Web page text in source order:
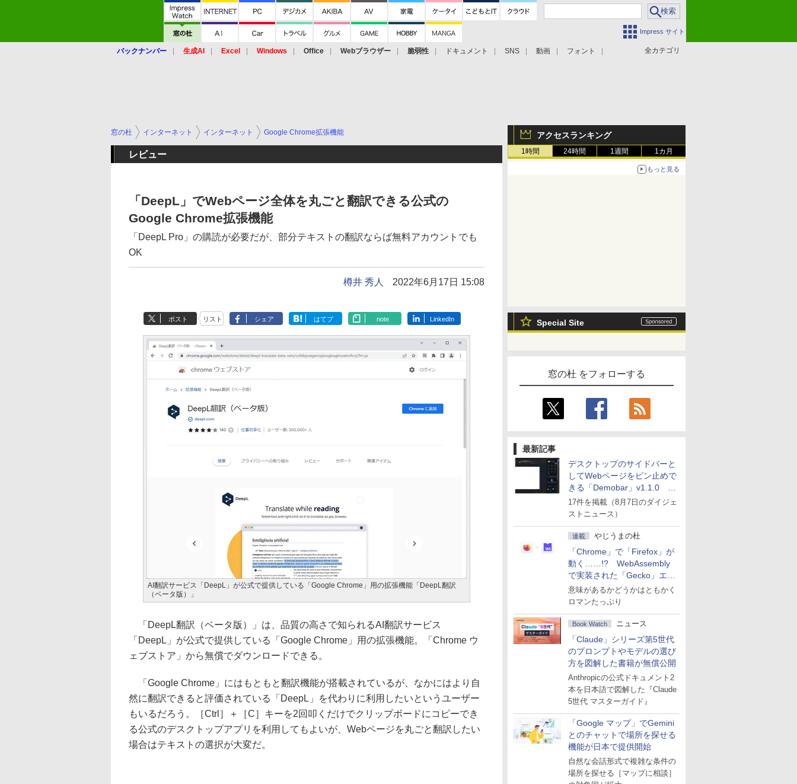
Impress サイト
全カテゴリ
バックナンバー 生成AI Excel Windows Office Webブラウザー 脆弱性 ドキュメント SNS 動画 フォント
アクセスランキング
1時間 24時間 1週間 1カ月
もっと見る
Special Site
窓の杜 をフォローする
最新記事
デスクトップのサイドバーと
してWebページをピン止めで
きる「Demobar」v1.1.0 ほ
か
17件を掲載（8月7日のダイジェ
ストニュース）
連載 やじうまの杜
「Chrome」で「Firefox」が
動く……!? WebAssembly
で実装された「Gecko」エン
ジン
意味があるかどうかはともかく
ロマンたっぷり
Book Watch ニュース
「Claude」シリーズ第5世代
のプロンプトやモデルの選び
方を図解した書籍が無償公開
Anthropicの公式ドキュメント2
本を日本語で図解した『Claude
5世代 マスターガイド』
「Google マップ」でGemini
とのチャットで場所を探せる
機能が日本で提供開始
自然な会話形式で複雑な条件の
場所を探せる［マップに相談］
窓の杜 インターネット インターネット Google Chrome拡張機能
レビュー
「DeepL」でWebページ全体を丸ごと翻訳できる公式の
Google Chrome拡張機能
「DeepL Pro」の購読が必要だが、部分テキストの翻訳ならば無料アカウントでも
OK
樽井 秀人 2022年6月17日 15:08
ポスト リスト シェア はてブ note LinkedIn
AI翻訳サービス「DeepL」が公式で提供している「Google Chrome」用の拡張機能「DeepL翻訳
（ベータ版）」
「DeepL翻訳（ベータ版）」は、品質の高さで知られるAI翻訳サービス
「DeepL」が公式で提供している「Google Chrome」用の拡張機能。「Chrome ウ
ェブストア」から無償でダウンロードできる。
「Google Chrome」にはもともと翻訳機能が搭載されているが、なかにはより自
然に翻訳できると評価されている「DeepL」を代わりに利用したいというユーザー
もいるだろう。［Ctrl］＋［C］キーを2回叩くだけでクリップボードにコピーでき
る公式のデスクトップアプリを利用してもよいが、Webページを丸ごと翻訳したい
場合はテキストの選択が大変だ。